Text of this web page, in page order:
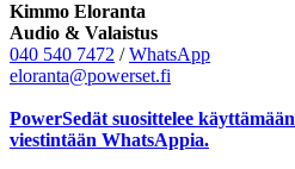
Kimmo Eloranta
Audio & Valaistus
040 540 7472 /WhatsApp
eloranta@powerset.fi
PowerSedät suosittelee käyttämään
viestintään WhatsAppia.